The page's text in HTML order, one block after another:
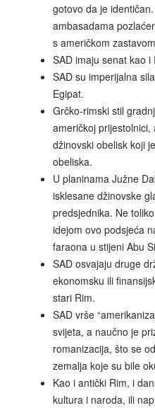
gotovo da je
ambasadama
s američkom
SAD imaju senat kao i
SAD su imperijalna
Egipat.
Grčko-rimski stil
američkoj
džinovski obelisk koji
obeliska.
U planinama Južne
isklesane džinovske
predsjednika. Ne
idejom ovo podsjeća
faraona u stijeni Abu
SAD osvajaju druge
ekonomsku ili
stari Rim.
SAD vrše
svijeta, a naučno je
romanizacija, što se
zemalja koje su bile
Kao i antički Rim, i
kultura i naroda, ili